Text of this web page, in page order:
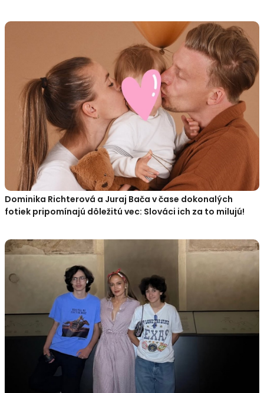
Dominika Richterová a Juraj Bača v čase dokonalých
fotiek pripomínajú dôležitú vec: Slováci ich za to milujú!